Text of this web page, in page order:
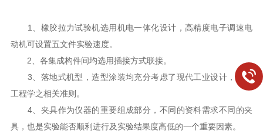
1、橡胶拉力试验机选用机电一体化设计，高精度电子调速电
动机可设置五文件实验速度。
2、各集成构件间均选用插接方式联接。
3、落地式机型，造型涂装均充分考虑了现代工业设计，人体
工程学之相关准则。
4、夹具作为仪器的重要组成部分，不同的资料需求不同的夹
具，也是实验能否顺利进行及实验结果度高低的一个重要因素。